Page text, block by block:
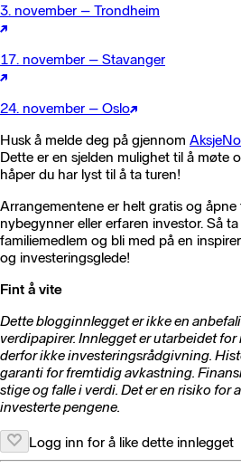
3. november – Trondheim
17. november – Stavanger
24. november – Oslo
Husk å melde deg på gjennom
Dette er en sjelden mulighet til å møte
håper du har lyst til å ta turen!
Arrangementene er helt gratis og
nybegynner eller erfaren investor. Så
familiemedlem og bli med på en
og investeringsglede!
Fint å vite
Dette blogginnlegget er ikke en
verdipapirer. Innlegget er utarbeidet
derfor ikke investeringsrådgivning.
garanti for fremtidig avkastning.
stige og falle i verdi. Det er en risiko for
investerte pengene.
Logg inn for å like dette innlegget